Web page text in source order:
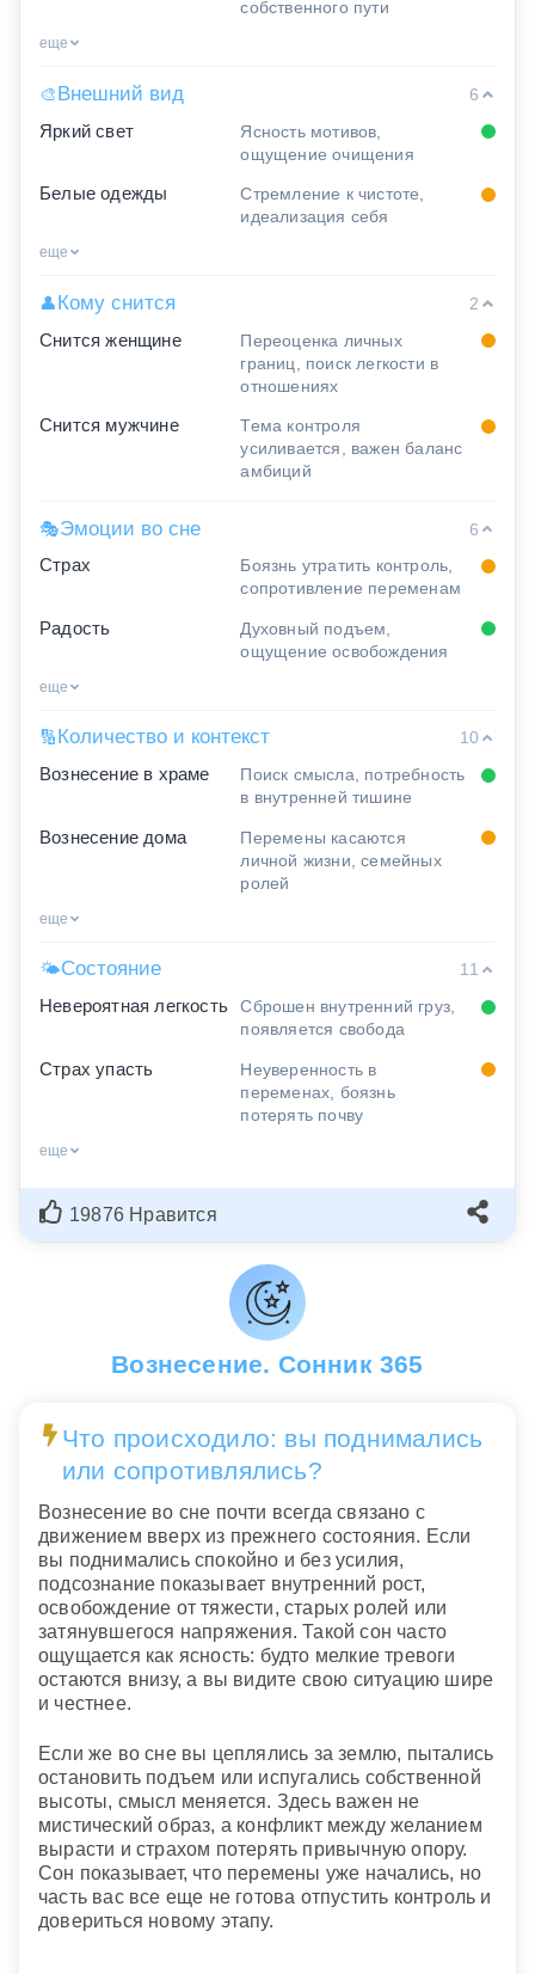
собственного пути
еще
🎨Внешний вид
6
Яркий свет
Ясность мотивов,
ощущение очищения
Белые одежды
Стремление к чистоте,
идеализация себя
еще
👤Кому снится
2
Снится женщине
Переоценка личных
границ, поиск легкости в
отношениях
Снится мужчине
Тема контроля
усиливается, важен баланс
амбиций
🎭Эмоции во сне
6
Страх
Боязнь утратить контроль,
сопротивление переменам
Радость
Духовный подъем,
ощущение освобождения
еще
🔢 Количество и контекст
10
Вознесение в храме
Поиск смысла, потребность
в внутренней тишине
Вознесение дома
Перемены касаются
личной жизни, семейных
ролей
еще
🌤Состояние
11
Невероятная легкость
Сброшен внутренний груз,
появляется свобода
Страх упасть
Неуверенность в
переменах, боязнь
потерять почву
еще
19876 Нравится
Вознесение. Сонник 365
Что происходило: вы поднимались
или сопротивлялись?
Вознесение во сне почти всегда связано с
движением вверх из прежнего состояния. Если
вы поднимались спокойно и без усилия,
подсознание показывает внутренний рост,
освобождение от тяжести, старых ролей или
затянувшегося напряжения. Такой сон часто
ощущается как ясность: будто мелкие тревоги
остаются внизу, а вы видите свою ситуацию шире
и честнее.
Если же во сне вы цеплялись за землю, пытались
остановить подъем или испугались собственной
высоты, смысл меняется. Здесь важен не
мистический образ, а конфликт между желанием
вырасти и страхом потерять привычную опору.
Сон показывает, что перемены уже начались, но
часть вас все еще не готова отпустить контроль и
довериться новому этапу.